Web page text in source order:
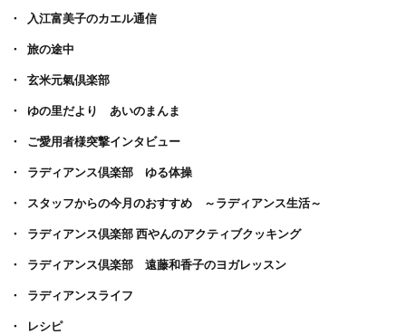
入江富美子のカエル通信
旅の途中
玄米元氣倶楽部
ゆの里だより あいのまんま
ご愛用者様突撃インタビュー
ラディアンス倶楽部 ゆる体操
スタッフからの今月のおすすめ ～ラディアンス生活～
ラディアンス倶楽部 西やんのアクティブクッキング
ラディアンス倶楽部 遠藤和香子のヨガレッスン
ラディアンスライフ
レシピ